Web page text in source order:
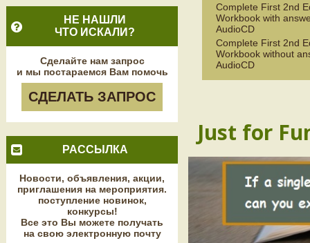
НЕ НАШЛИ
ЧТО ИСКАЛИ?
Сделайте нам запрос
и мы постараемся Вам помочь
СДЕЛАТЬ ЗАПРОС
РАССЫЛКА
Новости, объявления, акции,
приглашения на мероприятия.
поступление новинок,
конкурсы!
Все это Вы можете получать
на свою электронную почту
Complete First 2nd
Workbook with
AudioCD
Complete First 2nd
Workbook without
AudioCD
Just for